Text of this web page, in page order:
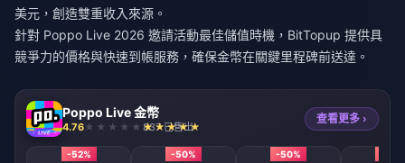
美元，創造雙重收入來源。
針對 Poppo Live 2026 邀請活動最佳儲值時機 ，BitTopup 提供具
競爭力的價格與快速到帳服務，確保金幣在關鍵里程碑前送達。
Poppo Live 金幣
4.76 837 已售出
查看更多 ›
-52% -50% -50%